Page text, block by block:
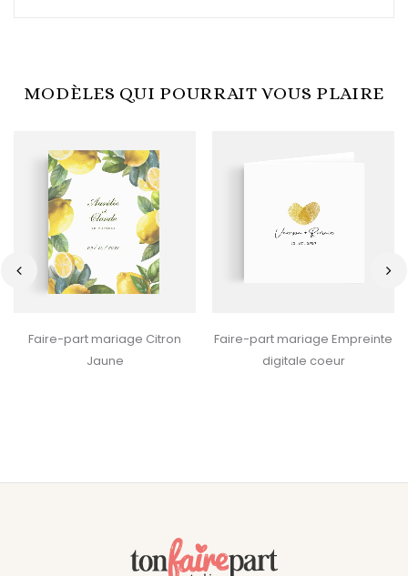
MODÈLES QUI POURRAIT VOUS PLAIRE
Faire-part mariage Citron
Jaune
Faire-part mariage Empreinte
digitale coeur